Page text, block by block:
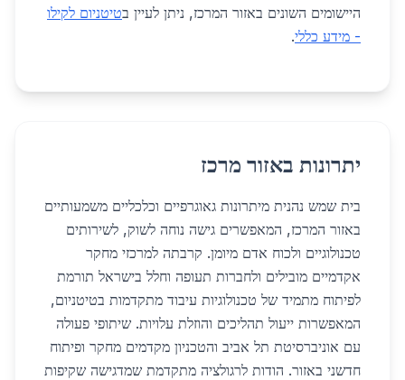
היישומים השונים באזור המרכז, ניתן לעיין בטיטניום לקילו
- מידע כללי.
יתרונות באזור מרכז
בית שמש נהנית מיתרונות גאוגרפיים וכלכליים משמעותיים
באזור המרכז, המאפשרים גישה נוחה לשוק, לשירותים
טכנולוגיים ולכוח אדם מיומן. קרבתה למרכזי מחקר
אקדמיים מובילים ולחברות תעופה וחלל בישראל תורמת
לפיתוח מתמיד של טכנולוגיות עיבוד מתקדמות בטיטניום,
המאפשרות ייעול תהליכים והוזלת עלויות. שיתופי פעולה
עם אוניברסיטת תל אביב והטכניון מקדמים מחקר ופיתוח
חדשני באזור. הודות לרגולציה מתקדמת שמדגישה שקיפות